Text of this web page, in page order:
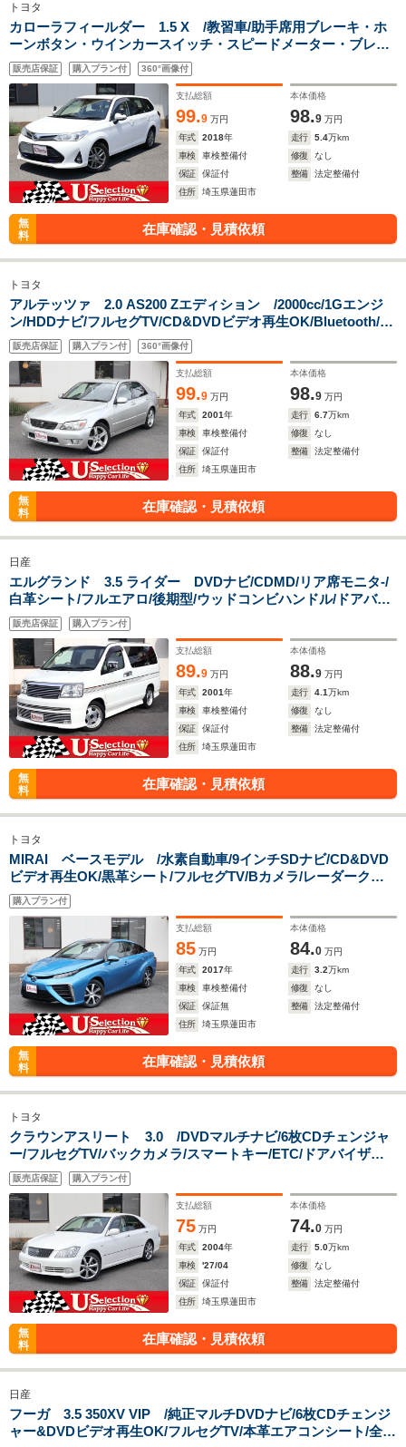
トヨタ
カローラフィールダー 1.5 X /教習車/助手席用ブレーキ・ホ
ーンボタン・ウインカースイッチ・スピードメーター・ブレー
キランプ/キーレス/5速MT/リモコンミラー格納/リアスポ/デイラ
イト/純正アルミ/後期型
販売店保証 購入プラン付 360°画像付
支払総額
99.9 万円
本体価格
98.9 万円
年式
2018年 走行 5.4万km
車検
車検整備付 修復
なし
保証
保証付 整備
法定整備付
住所
埼玉県蓮田市
無
料
在庫確認・見積依頼
トヨタ
アルテッツァ 2.0 AS200 Zエディション /2000cc/1Gエンジ
ン/HDDナビ/フルセグTV/CD&DVDビデオ再生OK/Bluetooth/ミ
ュージックサーバー/ETC/17インチアルミ/キーレス/ドアバイザ
ー
販売店保証 購入プラン付 360°画像付
支払総額
99.9 万円
本体価格
98.9 万円
年式
2001年 走行 6.7万km
車検
車検整備付 修復
なし
保証
保証付 整備
法定整備付
住所
埼玉県蓮田市
無
料
在庫確認・見積依頼
日産
エルグランド 3.5 ライダー DVDナビ/CDMD/リア席モニタ-/
白革シート/フルエアロ/後期型/ウッドコンビハンドル/ドアバイ
ザー/リア5面ダークガラス
販売店保証 購入プラン付
支払総額
89.9 万円
本体価格
88.9 万円
年式
2001年 走行 4.1万km
車検
車検整備付 修復
なし
保証
保証付 整備
法定整備付
住所
埼玉県蓮田市
無
料
在庫確認・見積依頼
トヨタ
MIRAI ベースモデル /水素自動車/9インチSDナビ/CD&DVD
ビデオ再生OK/黒革シート/フルセグTV/Bカメラ/レーダークル
コン/ステアヒーター/シートヒーター/Bluetooth/スマートキ
ー/LEDヘッドライト/アルミ/ビルトインETC
購入プラン付
支払総額
85 万円
本体価格
84.0 万円
年式
2017年 走行 3.2万km
車検
車検整備付 修復
なし
保証
保証無 整備
法定整備付
住所
埼玉県蓮田市
無
料
在庫確認・見積依頼
トヨタ
クラウンアスリート 3.0 /DVDマルチナビ/6枚CDチェンジャ
ー/フルセグTV/バックカメラ/スマートキー/ETC/ドアバイザー/
前席パワーシート/純正アルミ/クルーズコントロール/ダッシュ
板割れ補修済み
販売店保証 購入プラン付
支払総額
75 万円
本体価格
74.0 万円
年式
2004年 走行 5.0万km
車検
'27/04 修復
なし
保証
保証付 整備
法定整備付
住所
埼玉県蓮田市
無
料
在庫確認・見積依頼
日産
フーガ 3.5 350XV VIP /純正マルチDVDナビ/6枚CDチェンジ
ャー&DVDビデオ再生OK/フルセグTV/本革エアコンシート/全席